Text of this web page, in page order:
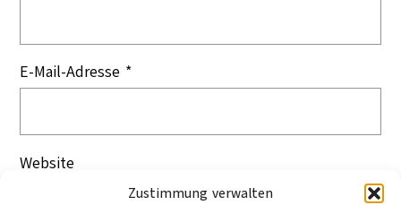
Zustimmung verwalten
E-Mail-Adresse *
Website